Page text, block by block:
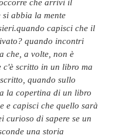
che arrivi il
si abbia la mente
capisci che il
quando incontri
che, a volte, non è
c'è scritto in un libro ma
quando sullo
la copertina di un libro
e capisci che quello sarà
curioso di sapere se un
una storia